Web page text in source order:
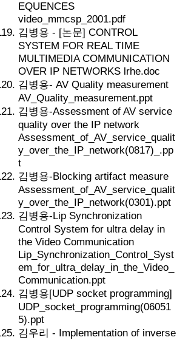
EQUENCES
video_mmcsp_2001.pdf
김병용 - [논문] CONTROL
SYSTEM FOR REAL TIME
MULTIMEDIA COMMUNICATION
OVER IP NETWORKS lrhe.doc
김병용- AV Quality measurement
AV_Quality_measurement.ppt
김병용-Assessment of AV service
quality over the IP network
Assessment_of_AV_service_qualit
y_over_the_IP_network(0817)_.pp
t
김병용-Blocking artifact measure
Assessment_of_AV_service_qualit
y_over_the_IP_network(0301).ppt
김병용-Lip Synchronization
Control System for ultra delay in
the Video Communication
Lip_Synchronization_Control_Syst
em_for_ultra_delay_in_the_Video_
Communication.ppt
김병용[UDP socket programming]
UDP_socket_programming(06051
5).ppt
김우리 - Implementation of inverse